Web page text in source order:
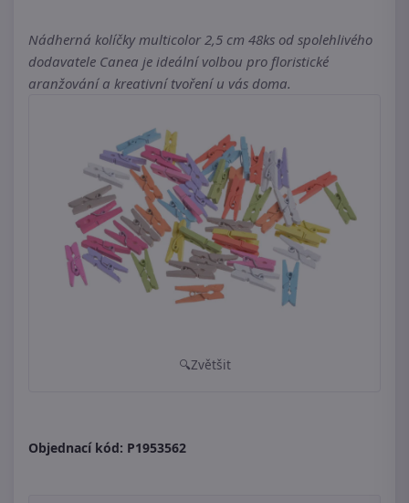
Nádherná kolíčky multicolor 2,5 cm 48ks od spolehlivého
dodavatele Canea je ideální volbou pro floristické
aranžování a kreativní tvoření u vás doma.
Zvětšit
Objednací kód: P1953562